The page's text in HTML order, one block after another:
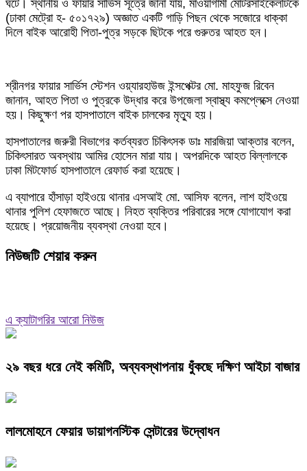
ঘটে। স্থানীয় ও ফায়ার সার্ভিস সূত্রে জানা যায়, মাওয়াগামী মোটরসাইকেলটিকে
(ঢাকা মেট্রো হ- ৫০১৭২৯) অজ্ঞাত একটি গাড়ি পিছন থেকে সজোরে ধাক্কা
দিলে বাইক আরোহী পিতা-পুত্র সড়কে ছিটকে পরে গুরুতর আহত হন।
শ্রীনগর ফায়ার সার্ভিস স্টেশন ওয়্যারহাউজ ইন্সপেক্টর মো. মাহফুজ রিবেন
জানান, আহত পিতা ও পুত্রকে উদ্ধার করে উপজেলা স্বাস্থ্য কমপ্লেক্সে নেওয়া
হয়। কিছুক্ষণ পর হাসপাতালে বাইক চালকের মৃত্যু হয়।
হাসপাতালের জরুরী বিভাগের কর্তব্যরত চিকিৎসক ডাঃ মারজিয়া আক্তার বলেন,
চিকিৎসারত অবস্থায় আমির হোসেন মারা যায়। অপরদিকে আহত বিল্লালকে
ঢাকা মিটফোর্ড হাসপাতালে রেফার্ড করা হয়েছে।
এ ব্যাপারে হাঁসাড়া হাইওয়ে থানার এসআই মো. আসিফ বলেন, লাশ হাইওয়ে
থানার পুলিশ হেফাজতে আছে। নিহত ব্যক্তির পরিবারের সঙ্গে যোগাযোগ করা
হয়েছে। প্রয়োজনীয় ব্যবস্থা নেওয়া হবে।
নিউজটি শেয়ার করুন
এ ক্যাটাগরির আরো নিউজ
২৯ বছর ধরে নেই কমিটি, অব্যবস্থাপনায় ধুঁকছে দক্ষিণ আইচা বাজার
লালমোহনে ফেয়ার ডায়াগনস্টিক সেন্টারের উদ্বোধন